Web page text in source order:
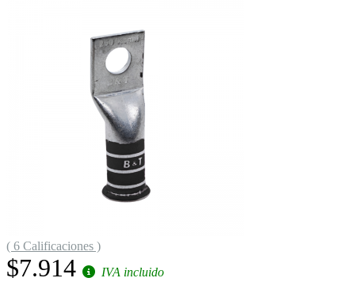
( 6 Calificaciones )
$7.914 IVA incluido